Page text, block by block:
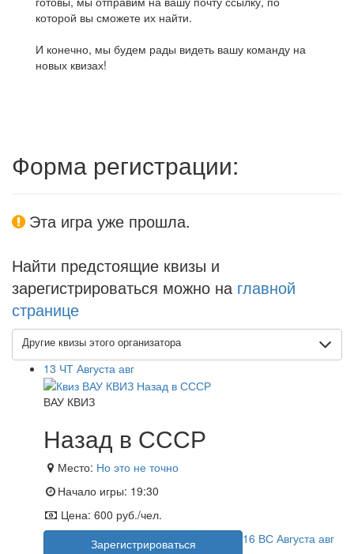
которой вы сможете их найти.
И конечно, мы будем рады видеть вашу команду на
новых квизах!
Форма регистрации:
Эта игра уже прошла.
Найти предстоящие квизы и
зарегистрироваться можно на главной
странице
Другие квизы этого организатора
13 ЧТ Августа авг
ВАУ КВИЗ
Назад в СССР
Место: Но это не точно
Начало игры: 19:30
Цена: 600 руб./чел.
Зарегистрироваться
16 ВС Августа авг